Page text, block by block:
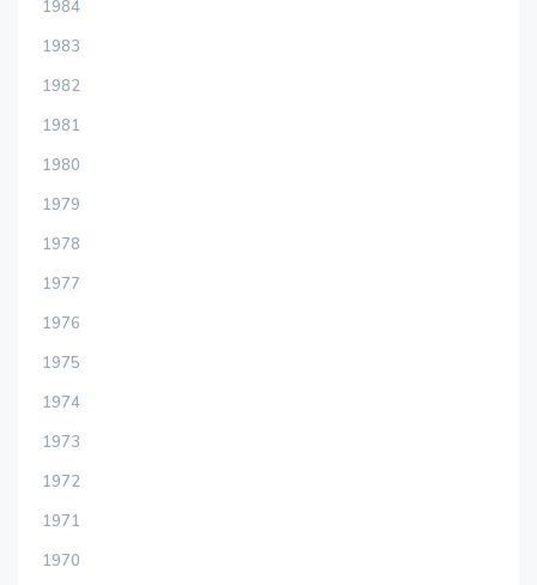
1984
1983
1982
1981
1980
1979
1978
1977
1976
1975
1974
1973
1972
1971
1970